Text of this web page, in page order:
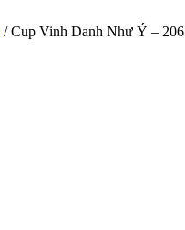
/Cup Vinh Danh Như Ý – 206